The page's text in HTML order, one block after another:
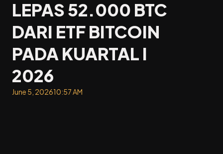
LEPAS 52.000 BTC
DARI ETF BITCOIN
PADA KUARTAL I
2026
June 5, 202610:57 AM